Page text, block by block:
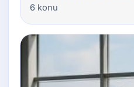
6 konu